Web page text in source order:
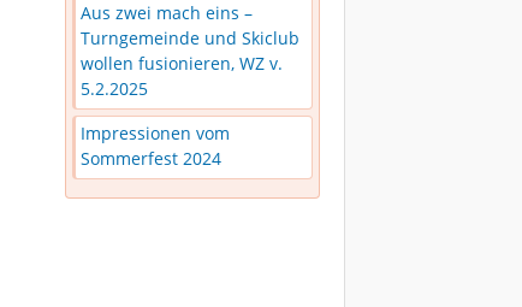
Aus zwei mach eins –
Turngemeinde und Skiclub
wollen fusionieren, WZ v.
5.2.2025
Impressionen vom
Sommerfest 2024